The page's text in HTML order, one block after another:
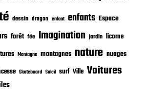
dessin dragon enfant enfants Espace
forêt fée Imagination jardin licorne
Montagne montagnes nature nuages
Skateboard Soleil surf Ville Voitures